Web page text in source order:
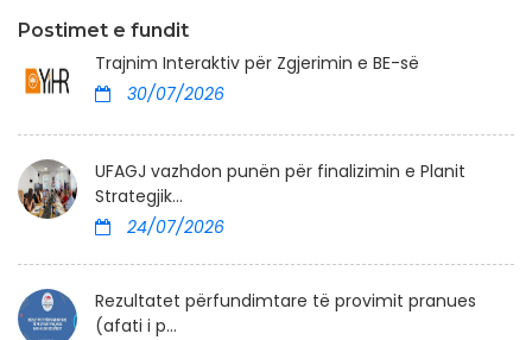
Postimet e fundit
Trajnim Interaktiv për Zgjerimin e BE-së
30/07/2026
UFAGJ vazhdon punën për finalizimin e Planit
Strategjik...
24/07/2026
Rezultatet përfundimtare të provimit pranues
(afati i p...